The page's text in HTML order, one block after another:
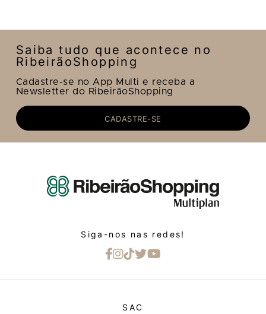
Saiba tudo que acontece no
RibeirãoShopping
Cadastre-se no App Multi e receba a
Newsletter do RibeirãoShopping
CADASTRE-SE
Siga-nos nas redes!
SAC